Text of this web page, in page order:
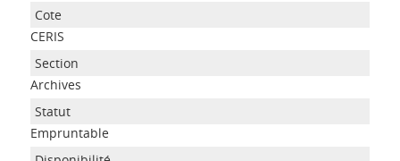
CERIS
Archives
Empruntable